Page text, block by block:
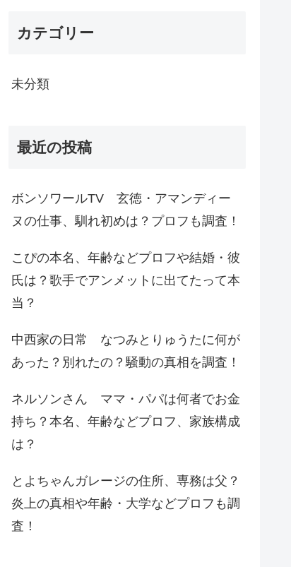
カテゴリー
未分類
最近の投稿
ボンソワールTV 玄徳・アマンディー
ヌの仕事、馴れ初めは？プロフも調査！
こぴの本名、年齢などプロフや結婚・彼
氏は？歌手でアンメットに出てたって本
当？
中西家の日常 なつみとりゅうたに何が
あった？別れたの？騒動の真相を調査！
ネルソンさん ママ・パパは何者でお金
持ち？本名、年齢などプロフ、家族構成
は？
とよちゃんガレージの住所、専務は父？
炎上の真相や年齢・大学などプロフも調
査！